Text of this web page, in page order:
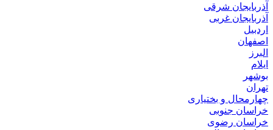
آذربایجان شرقی
آذربایجان غربی
اردبیل
اصفهان
البرز
ایلام
بوشهر
تهران
چهارمحال و بختیاری
خراسان جنوبی
خراسان رضوی